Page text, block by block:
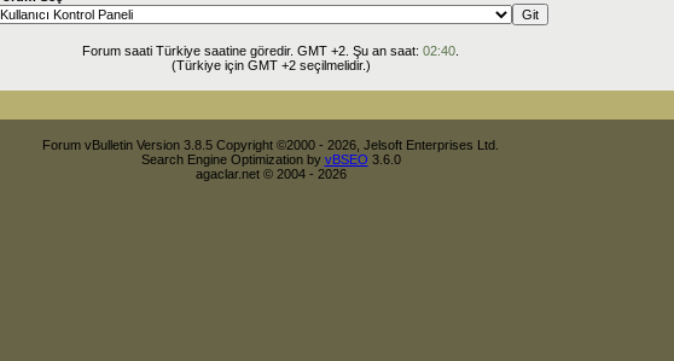
Forum saati Türkiye saatine göredir. GMT +2. Şu an saat: 02:40
(Türkiye için GMT +2 seçilmelidir.)
Forum vBulletin Version 3.8.5 Copyright ©2000 - 2026, Jelsoft Enterprises Ltd.
Search Engine Optimization by vBSEO 3.6.0
agaclar.net © 2004 - 2026